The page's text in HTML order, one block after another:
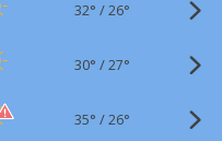
32° /26°
30° /27°
35° /26°